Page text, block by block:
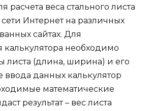
расчета веса стального листа
Интернет на различных
сайтах. Для
калькулятора необходимо
листа (длина, ширина) и его
ввода данных калькулятор
математические
результат – вес листа